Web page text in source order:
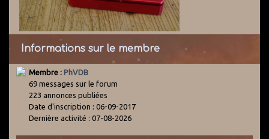
Informations sur le membre
Membre : PhVDB
69 messages sur le forum
223 annonces publiées
Date d'inscription : 06-09-2017
Dernière activité : 07-08-2026